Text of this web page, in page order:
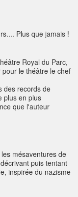
Plus que jamais !
Royal du Parc,
le théâtre le chef
des records de
plus en plus
que l'auteur
mésaventures de
puis tentant
inspirée du nazisme